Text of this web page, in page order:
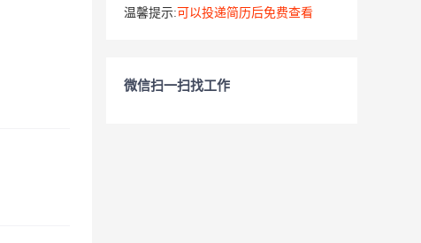
温馨提示: 可以投递简历后免费查看
微信扫一扫找工作